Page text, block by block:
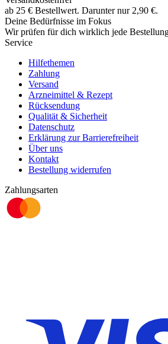
ab 25 € Bestellwert. Darunter nur 2,90 €.
Deine Bedürfnisse im Fokus
Wir prüfen für dich wirklich jede
Service
Hilfethemen
Zahlung
Versand
Arzneimittel & Rezept
Rücksendung
Qualität & Sicherheit
Datenschutz
Erklärung zur Barrierefreiheit
Über uns
Kontakt
Bestellung widerrufen
Zahlungsarten